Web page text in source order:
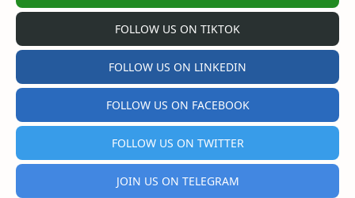
FOLLOW US ON TIKTOK
FOLLOW US ON LINKEDIN
FOLLOW US ON FACEBOOK
FOLLOW US ON TWITTER
JOIN US ON TELEGRAM